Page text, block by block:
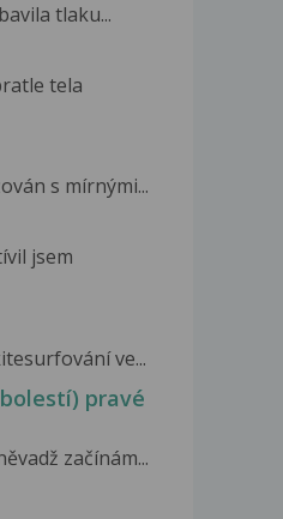
tlaku...
tela
s mírnými...
jsem
ve...
pravé
začínám...